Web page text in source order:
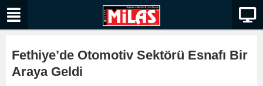
Fethiye’de Otomotiv Sektörü Esnafı Bir
Araya Geldi